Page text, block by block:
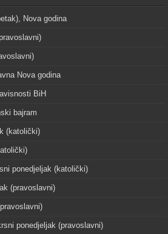
Nova godina
Nova godina
BiH
bajram
(katolički)
ponedjeljak (katolički)
(pravoslavni)
ponedjeljak (pravoslavni)